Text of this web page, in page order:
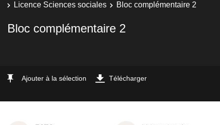
Licence Sciences sociales
Bloc complémentaire 2
Bloc complémentaire 2
Ajouter à la sélection Télécharger